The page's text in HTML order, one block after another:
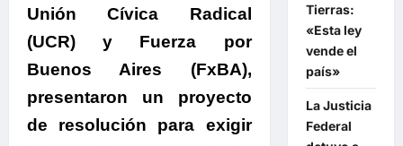
Unión Cívica Radical
(UCR) y Fuerza por
Buenos Aires (FxBA),
presentaron un proyecto
de resolución para exigir
Tierras:
«Esta ley
vende el
país»
La Justicia
Federal